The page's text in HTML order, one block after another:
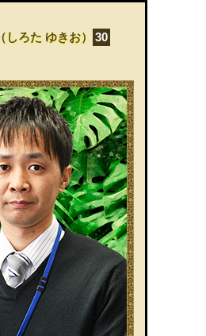
（しろた ゆきお）
30